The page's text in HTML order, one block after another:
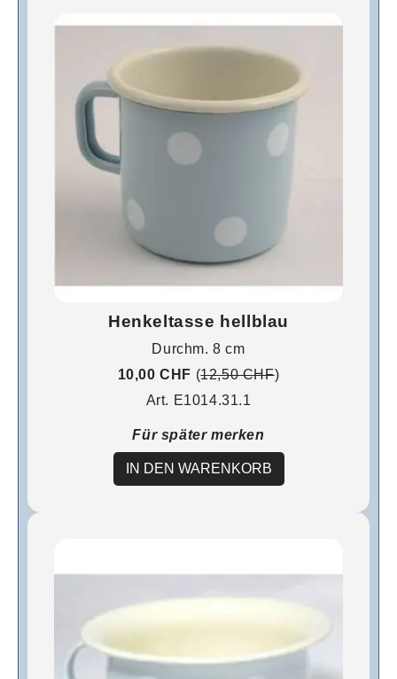
Henkeltasse hellblau
Durchm. 8 cm
10,00 CHF (12,50 CHF)
Art. E1014.31.1
Für später merken
IN DEN WARENKORB